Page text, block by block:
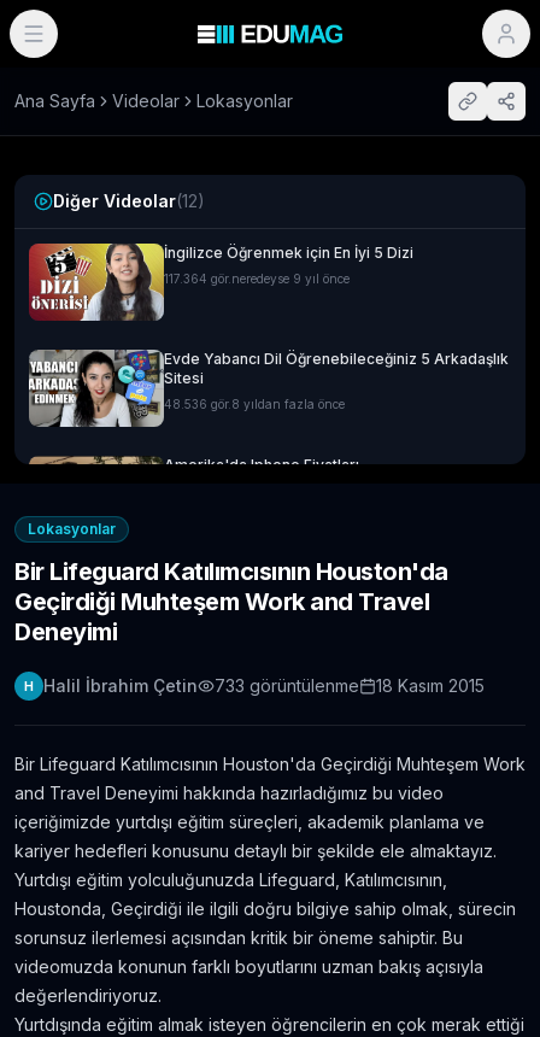
Ana Sayfa Videolar Lokasyonlar
Diğer Videolar(12)
İngilizce Öğrenmek için En İyi 5 Dizi
117.364 gör. neredeyse 9 yıl önce
Evde Yabancı Dil Öğrenebileceğiniz 5 Arkadaşlık
Sitesi
48.536 gör. 8 yıldan fazla önce
Amerika'da Iphone Fiyatları
Londra Erasmus Stajı Hikayem ve Tavsiyelerim
11.304gör.9 yıldan fazla önce
Yabancı Dil Öğrenmek için En İyi 5 Uygulama |
Evde Dil Öğren
11.086gör.8 yıldan fazla önce
İngilizce Öğrenmek için 30 Youtube Kanalı
Avustralya’da Çekilmiş 7 Efsane Film
6.403gör.neredeyse 11 yıl önce
İsteyenlere Tavsiyeler
Lokasyonlar
Bir Lifeguard Katılımcısının Houston'da
Geçirdiği Muhteşem Work and Travel
Deneyimi
H Halil İbrahim Çetin 733 görüntülenme 18 Kasım 2015
Bir Lifeguard Katılımcısının Houston'da Geçirdiği Muhteşem Work
and Travel Deneyimi hakkında hazırladığımız bu video
içeriğimizde yurtdışı eğitim süreçleri, akademik planlama ve
kariyer hedefleri konusunu detaylı bir şekilde ele almaktayız.
Yurtdışı eğitim yolculuğunuzda Lifeguard, Katılımcısının,
Houstonda, Geçirdiği ile ilgili doğru bilgiye sahip olmak, sürecin
sorunsuz ilerlemesi açısından kritik bir öneme sahiptir. Bu
videomuzda konunun farklı boyutlarını uzman bakış açısıyla
değerlendiriyoruz.
Yurtdışında eğitim almak isteyen öğrencilerin en çok merak ettiği